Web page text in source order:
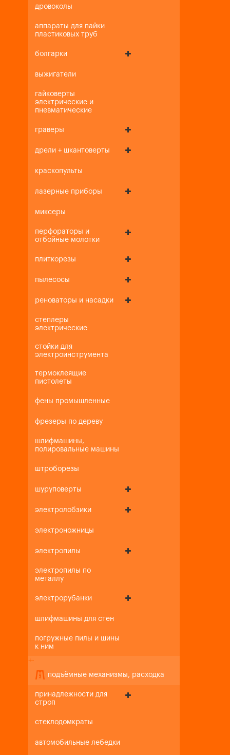
дровоколы
аппараты для пайки
пластиковых труб
болгарки
выжигатели
гайковерты
электрические и
пневматические
граверы
дрели + шкантоверты
краскопульты
лазерные приборы
миксеры
перфораторы и
отбойные молотки
плиткорезы
пылесосы
реноваторы и насадки
степлеры
электрические
стойки для
электроинструмента
термоклеящие
пистолеты
фены промышленные
фрезеры по дереву
шлифмашины,
полировальные машины
штроборезы
шуруповерты
электролобзики
электроножницы
электропилы
электропилы по
металлу
электрорубанки
шлифмашины для стен
погружные пилы и шины
к ним
+-
подъёмные механизмы, расходка
принадлежности для
строп
стеклодомкраты
автомобильные лебедки